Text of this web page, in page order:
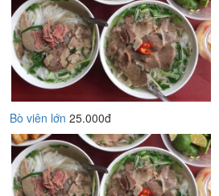
Bò viên lớn 25.000đ